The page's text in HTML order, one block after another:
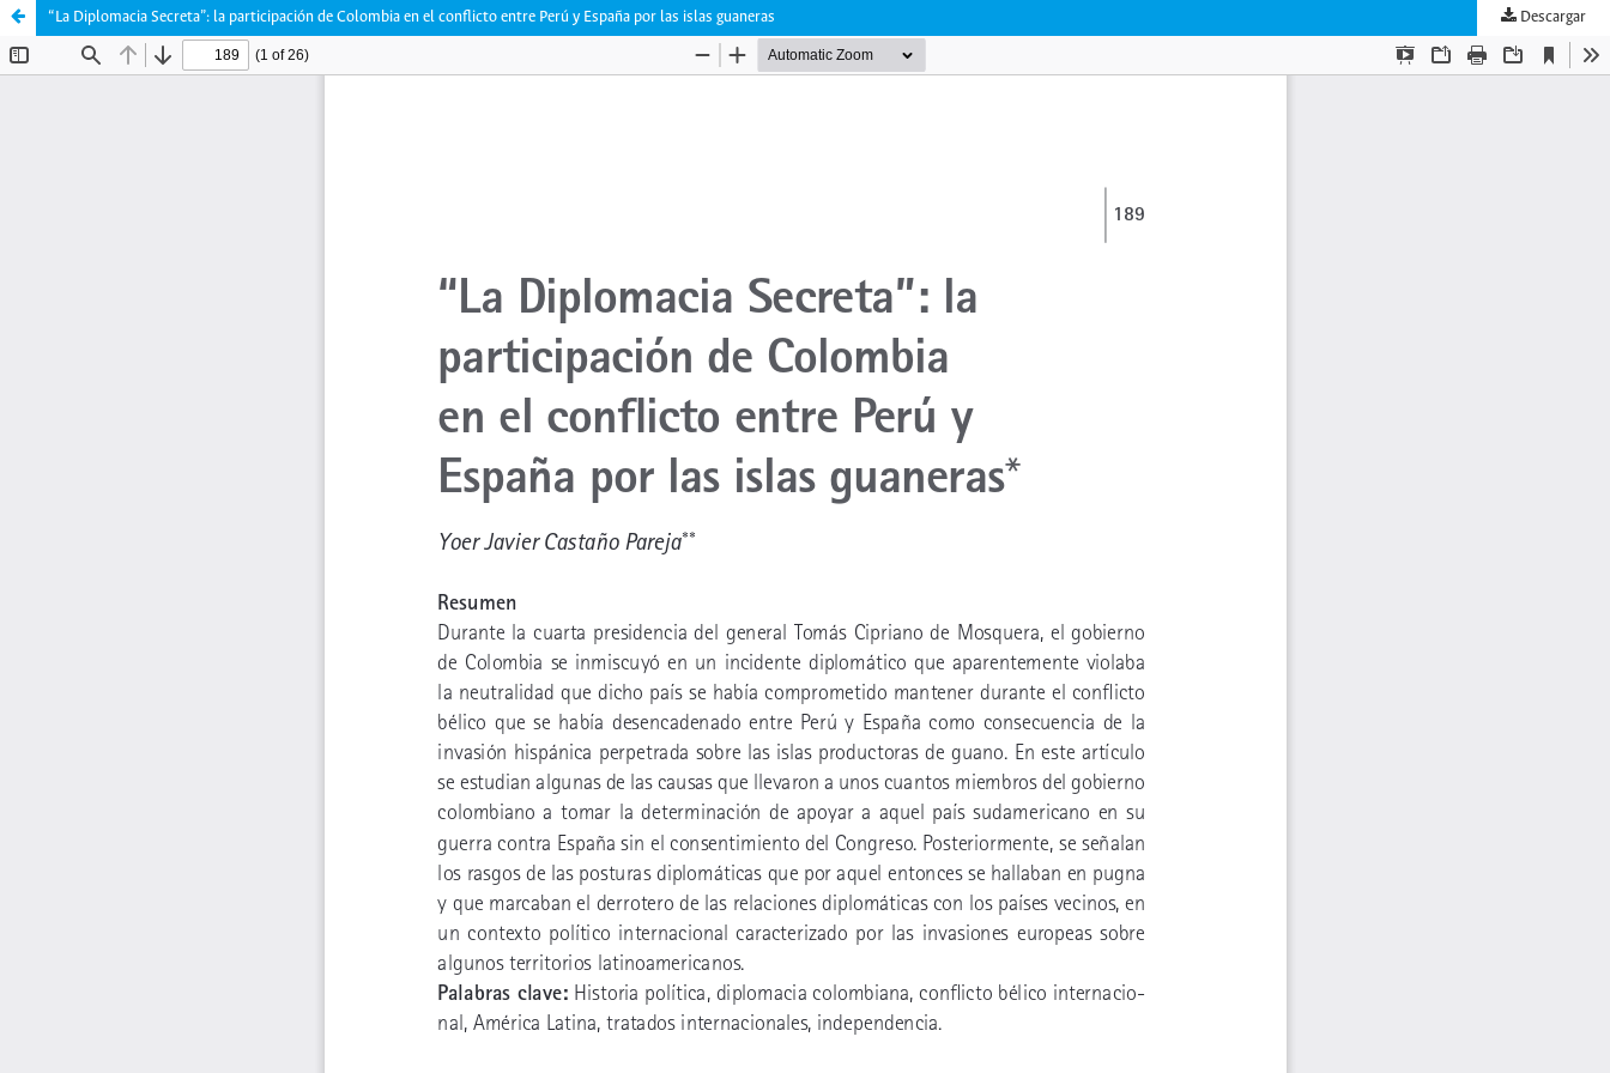
“La Diplomacia Secreta”: la participación de Colombia en el conflicto entre Perú y España por las islas guaneras Descargar